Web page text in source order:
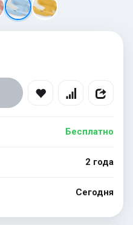
Бесплатно
2 года
Сегодня